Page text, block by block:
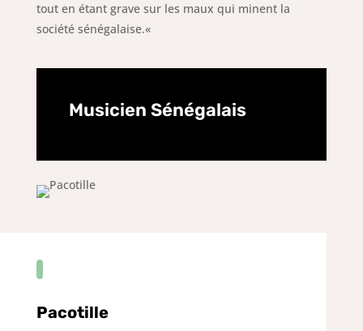
tout en étant grave sur les maux qui minent la
société sénégalaise.«
Musicien Sénégalais
Pacotille